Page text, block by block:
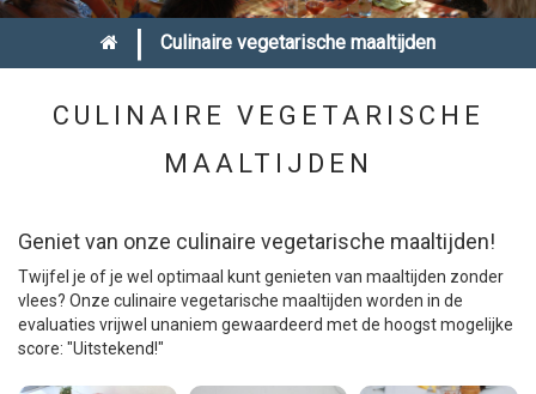
| Culinaire vegetarische maaltijden
CULINAIRE VEGETARISCHE
MAALTIJDEN
Geniet van onze culinaire vegetarische maaltijden!
Twijfel je of je wel optimaal kunt genieten van maaltijden zonder
vlees? Onze culinaire vegetarische maaltijden worden in de
evaluaties vrijwel unaniem gewaardeerd met de hoogst mogelijke
score: "Uitstekend!"